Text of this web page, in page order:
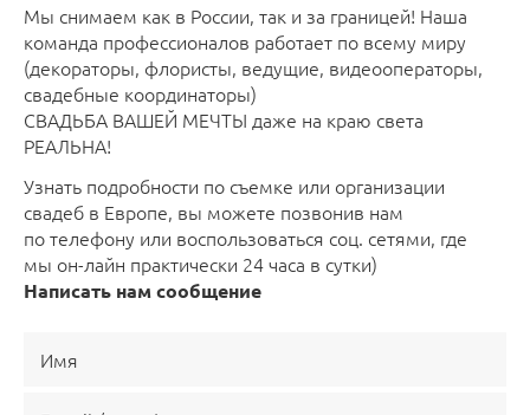
Мы снимаем как в России, так и за границей! Наша
команда профессионалов работает по всему миру
(декораторы, флористы, ведущие, видеооператоры,
свадебные координаторы)
СВАДЬБА ВАШЕЙ МЕЧТЫ даже на краю света
РЕАЛЬНА!
Узнать подробности по съемке или организации
свадеб в Европе, вы можете позвонив нам
по телефону или воспользоваться соц. сетями, где
мы он-лайн практически 24 часа в сутки)
Написать нам сообщение